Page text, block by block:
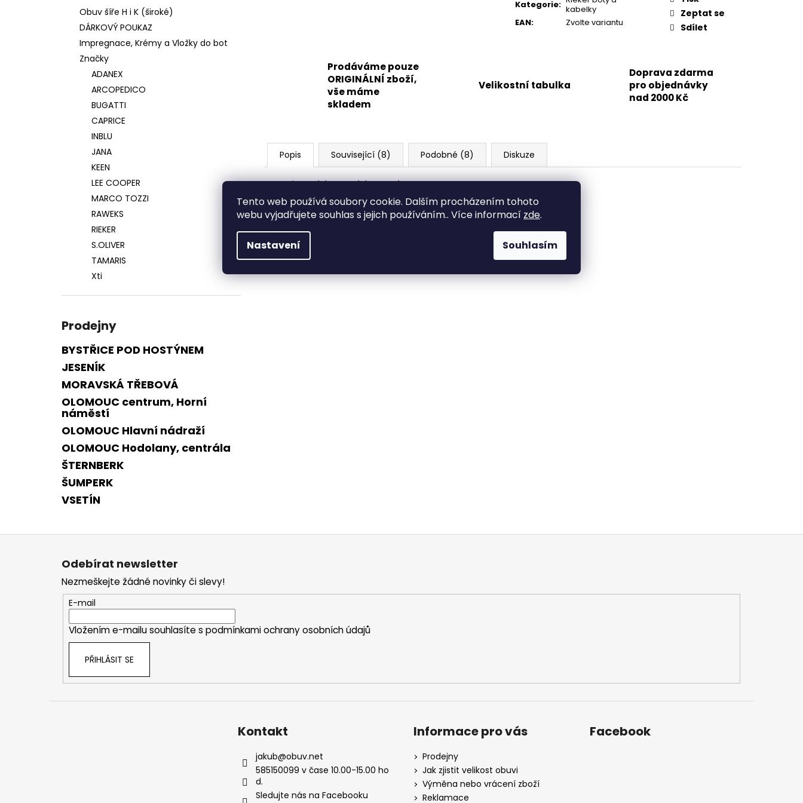
Tento web používá soubory cookie. Dalším procházením tohoto
webu vyjadřujete souhlas s jejich používáním.. Více informací zde.
Nastavení Souhlasím
Obuv šíře H i K (široké)
DÁRKOVÝ POUKAZ
Impregnace, Krémy a Vložky do bot
Značky
ADANEX
ARCOPEDICO
BUGATTI
CAPRICE
INBLU
JANA
KEEN
LEE COOPER
MARCO TOZZI
RAWEKS
RIEKER
S.OLIVER
TAMARIS
Xti
Prodejny
BYSTŘICE POD HOSTÝNEM
JESENÍK
MORAVSKÁ TŘEBOVÁ
OLOMOUC centrum, Horní
náměstí
OLOMOUC Hlavní nádraží
OLOMOUC Hodolany, centrála
ŠTERNBERK
ŠUMPERK
VSETÍN
Kategorie: kabelky
EAN: Zvolte variantu
Zeptat se
Sdílet
Prodáváme pouze
ORIGINÁLNÍ zboží,
vše máme
skladem
Velikostní tabulka
Doprava zdarma
pro objednávky
nad 2000 Kč
Popis Související (8) Podobné (8) Diskuze
Popis produktu není dostupný
Z
Odebírat newsletter
Nezmeškejte žádné novinky či slevy!
E-mail
Vložením e-mailu souhlasíte s podmínkami ochrany osobních údajů
PŘIHLÁSIT SE
Kontakt
jakub@obuv.net
585150099 v čase 10.00-15.00 ho
d.
Sledujte nás na Facebooku
Informace pro vás
Prodejny
Jak zjistit velikost obuvi
Výměna nebo vrácení zboží
Reklamace
Facebook